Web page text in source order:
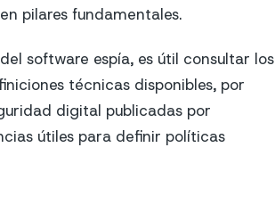
pilares fundamentales.
software espía, es útil consultar los
técnicas disponibles, por
digital publicadas por
útiles para definir políticas